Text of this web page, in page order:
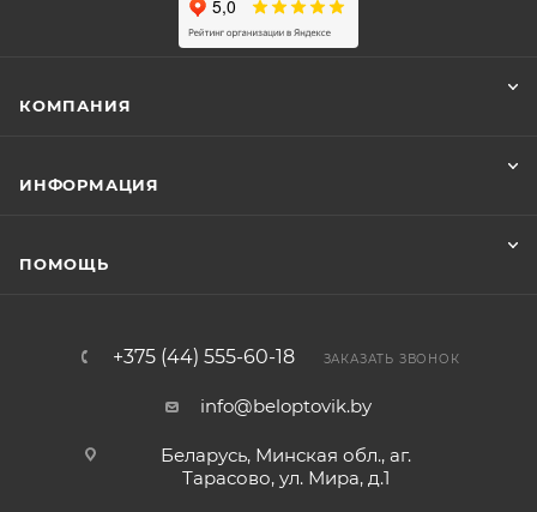
КОМПАНИЯ
ИНФОРМАЦИЯ
ПОМОЩЬ
+375 (44) 555-60-18 ЗАКАЗАТЬ ЗВОНОК
info@beloptovik.by
Беларусь, Минская обл., аг.
Тарасово, ул. Мира, д.1